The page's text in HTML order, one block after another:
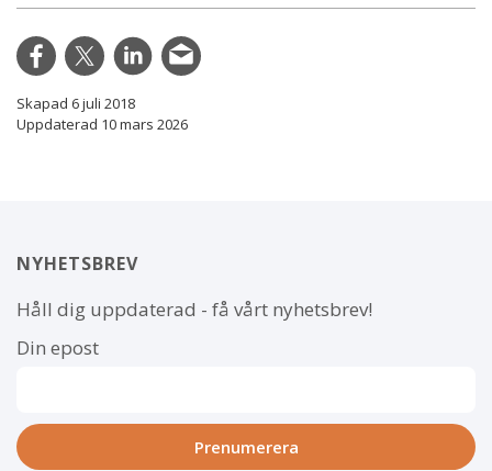
Skapad 6 juli 2018
Uppdaterad 10 mars 2026
NYHETSBREV
Håll dig uppdaterad - få vårt nyhetsbrev!
Din epost